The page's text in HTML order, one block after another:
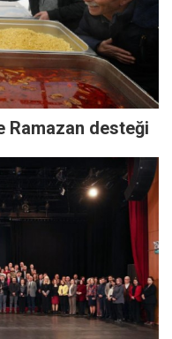
Ramazan desteği